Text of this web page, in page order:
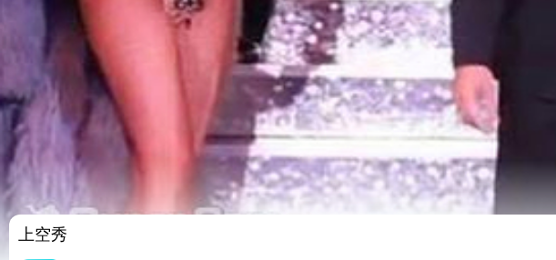
上空秀